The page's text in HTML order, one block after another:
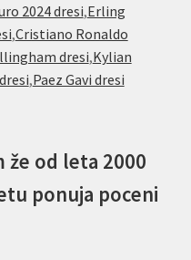
2024 dresi,Erling
,Cristiano Ronaldo
dresi,Kylian
,Paez Gavi dresi
od leta 2000
ponuja poceni